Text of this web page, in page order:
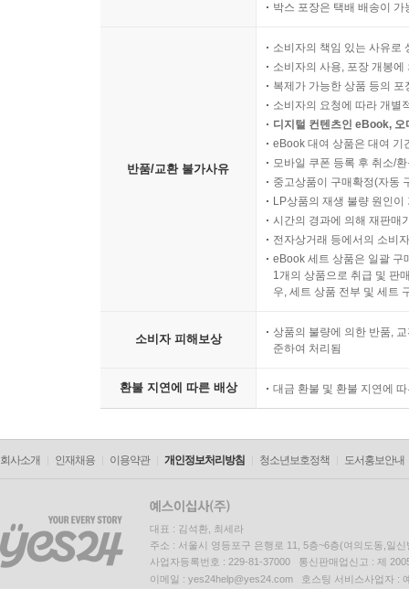
박스 포장은 택배 배송이
반품/교환 불가사유
소비자의 책임 있는 사유로
소비자의 사용, 포장 개봉
복제가 가능한 상품 등의
소비자의 요청에 따라 개별
디지털 컨텐츠인 eBook,
eBook 대여 상품은 대여 기
모바일 쿠폰 등록 후 취소/
중고상품이 구매확정(자동
LP상품의 재생 불량 원인
시간의 경과에 의해 재판매
전자상거래 등에서의 소비
eBook 세트 상품은 일괄 구
1개의 상품으로 취급 및 판
우, 세트 상품 전부 및 세트
소비자 피해보상
상품의 불량에 의한 반품,
준하여 처리됨
환불 지연에 따른 배상 대금 환불 및 환불 지연에
회사소개 인재채용 이용약관 개인정보처리방침 청소년보호정책 도서홍보안내
대표 : 김석환, 최세라
주소 : 서울시 영등포구 은행로 11, 5층~6층(여의도동,일신
사업자등록번호 : 229-81-37000 통신판매업신고 : 제
이메일 : yes24help@yes24.com 호스팅 서비스사업자 :